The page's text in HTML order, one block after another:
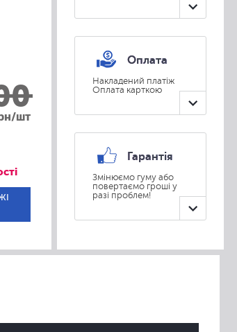
шт
Оплата
Накладений платіж
Оплата карткою
Гарантія
Змінюємо гуму або
повертаємо гроші у
разі проблем!